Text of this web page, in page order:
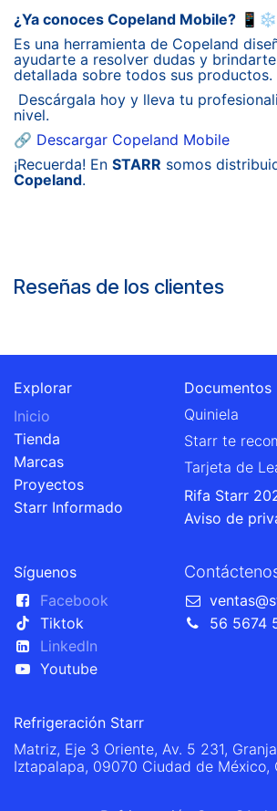
¿Ya conoces Copeland Mobile? 📱❄️
Es una herramienta de Copeland
ayudarte a resolver dudas y
detallada sobre todos sus productos.
Descárgala hoy y lleva tu
nivel.
🔗 Descargar Copeland Mobile
¡Recuerda! En STARR somos
Copeland.
Reseñas de los clientes
Explorar
Inicio
Tienda
Marcas
Proyectos
Starr Informado
Documentos
Quiniela
Starr te
Tarjeta de
Rifa Starr
Aviso de
Síguenos
Facebook
Tiktok
LinkedIn
Youtube
56 5674
Refrigeración Starr
Matriz, Eje 3 Oriente, Av. 5 231,
Iztapalapa, 09070 Ciudad de México,